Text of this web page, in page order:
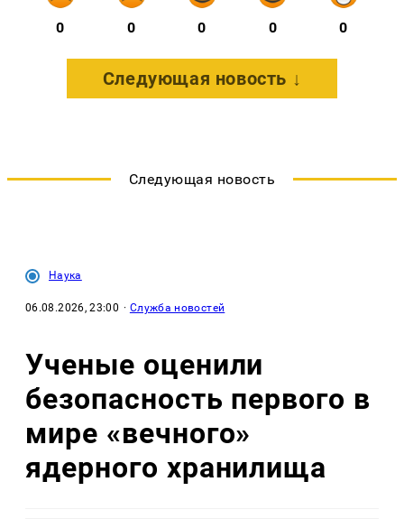
0 0 0 0 0
Следующая новость ↓
Следующая новость
Наука
06.08.2026, 23:00 · Служба новостей
Ученые оценили
безопасность первого в
мире «вечного»
ядерного хранилища